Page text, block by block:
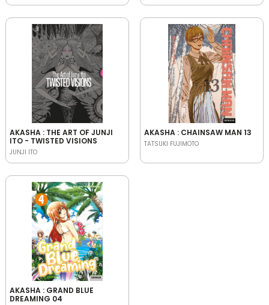
AKASHA : THE ART OF JUNJI
ITO - TWISTED VISIONS
JUNJI ITO
AKASHA : CHAINSAW MAN 13
TATSUKI FUJIMOTO
AKASHA : GRAND BLUE
DREAMING 04